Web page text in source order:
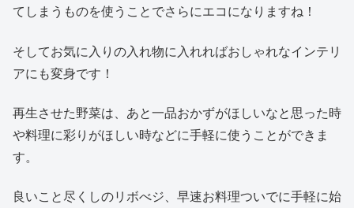
てしまうものを使うことでさらにエコになりますね！
そしてお気に入りの入れ物に入れればおしゃれなインテリ
アにも変身です！
再生させた野菜は、あと一品おかずがほしいなと思った時
や料理に彩りがほしい時などに手軽に使うことができま
す。
良いこと尽くしのリボべジ、早速お料理ついでに手軽に始